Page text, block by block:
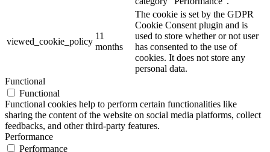
viewed_cookie_policy
11
months
The cookie is set by the GDPR
Cookie Consent plugin and is
used to store whether or not user
has consented to the use of
cookies. It does not store any
personal data.
Functional
Functional
Functional cookies help to perform certain functionalities like
sharing the content of the website on social media platforms, collect
feedbacks, and other third-party features.
Performance
Performance